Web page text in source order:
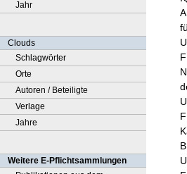
Jahr
Clouds
Schlagwörter
Orte
Autoren / Beteiligte
Verlage
Jahre
Weitere E-Pflichtsammlungen